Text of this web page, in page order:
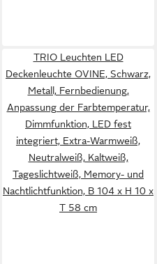
TRIO Leuchten LED
Deckenleuchte OVINE, Schwarz,
Metall, Fernbedienung,
Anpassung der Farbtemperatur,
Dimmfunktion, LED fest
integriert, Extra-Warmweiß,
Neutralweiß, Kaltweiß,
Tageslichtweiß, Memory- und
Nachtlichtfunktion, B 104 x H 10 x
T 58 cm